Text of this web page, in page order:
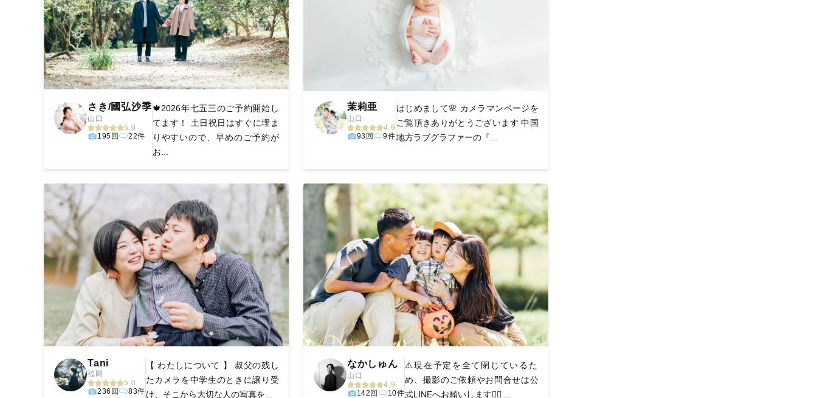
さき/國弘沙季
山口
5.0
195回
22件
🍁2026年七五三のご予約開始し
てます！ 土日祝日はすぐに埋ま
りやすいので、早めのご予約が
お...
茉莉亜
山口
4.9
93回
9件
はじめまして🌸 カメラマンページを
ご覧頂きありがとうございます 中国
地方ラブグラファーの『...
Tani
福岡
5.0
236回
83件
【 わたしについて 】 叔父の残し
たカメラを中学生のときに譲り受
け、そこから大切な人の写真を...
なかしゅん
山口
4.9
142回
10件
⚠️現在予定を全て閉じているた
め、撮影のご依頼やお問合せは公
式LINEへお願いします🙇‍♂️ ...